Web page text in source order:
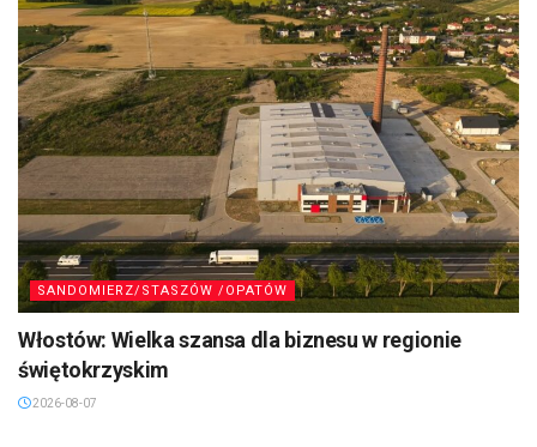
SANDOMIERZ/STASZÓW /OPATÓW
Włostów: Wielka szansa dla biznesu w regionie
świętokrzyskim
2026-08-07